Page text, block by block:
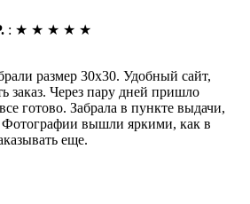
: ★ ★ ★ ★ ★
размер 30х30. Удобный сайт,
заказ. Через пару дней пришло
готово. Забрала в пункте выдачи,
Фотографии вышли яркими, как в
еще.